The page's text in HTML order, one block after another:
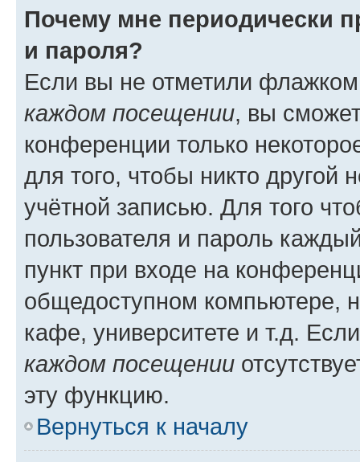
Почему мне периодически
и пароля?
Если вы не отметили
каждом посещении, вы
конференции только
для того, чтобы никто другой
учётной записью. Для того
пользователя и пароль
пункт при входе на
общедоступном компьютере,
кафе, университете и т.д.
каждом посещении
эту функцию.
Вернуться к началу